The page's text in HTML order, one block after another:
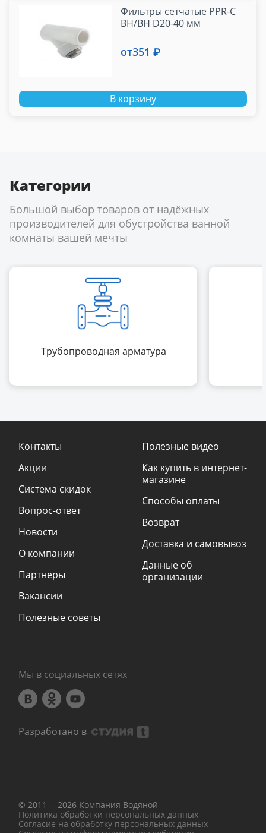
Фильтры сетчатые PPR-C
BH/BH D20-40 мм
от351 ₽
В корзину
Категории
Большой выбор товаров от надёжных
производителей для обустройства ванной
комнаты вашей мечты
Трубопроводная арматура
Контакты
Акции
Система скидок
Вопрос-ответ
Новости
О компании
Партнеры
Вакансии
Полезные советы
Полезные видео
Как купить в интернет-
магазине
Способы оплаты
Возврат
Доставка и самовывоз
Данные об
организации
Мы в социальных сетях
Разработано в
© 2011— 2026 Компания Водяной
Политика обработки персональных данных
Согласие на обработку персональных данных